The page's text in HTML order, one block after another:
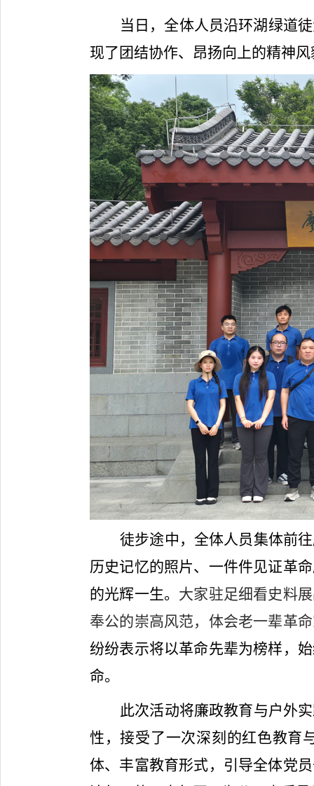
当日，全体人员沿环湖绿道
现了团结协作、昂扬向上的精神风
徒步途中，全体人员集体前
历史记忆的照片、一件件见证革
的光辉一生。 大家驻足细看史料
奉公的崇高风范，体会老一辈革
纷纷表示将以革命先辈为榜样，
命。
此次活动将廉政教育与户外
性，接受了一次深刻的红色教育
体、丰富教育形式，引导全体党